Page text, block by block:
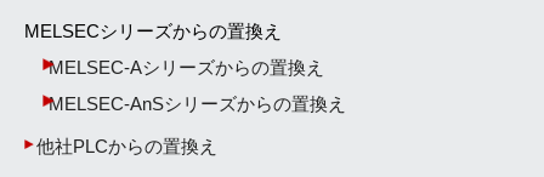
MELSECシリーズからの置換え
MELSEC-Aシリーズからの置換え
MELSEC-AnSシリーズからの置換え
他社PLCからの置換え